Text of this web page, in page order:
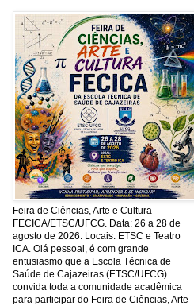
Feira de Ciências, Arte e Cultura –
FECICA/ETSC/UFCG. Data: 26 a 28 de
agosto de 2026. Locais: ETSC e Teatro
ICA. Olá pessoal, é com grande
entusiasmo que a Escola Técnica de
Saúde de Cajazeiras (ETSC/UFCG)
convida toda a comunidade acadêmica
para participar do Feira de Ciências, Arte